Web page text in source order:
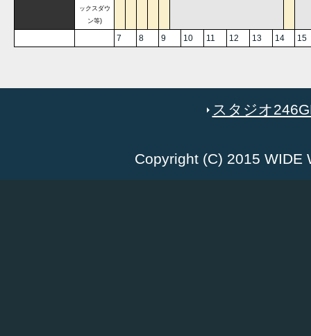
ックスダウ
ン等)
7 8 9 10 11 12 13 14 15
スタジオ
Copyright (C) 2015 WIDE